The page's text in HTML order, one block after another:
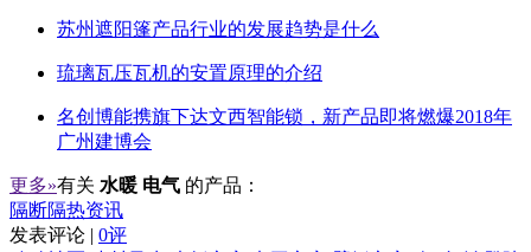
苏州遮阳篷产品行业的发展趋势是什么
琉璃瓦压瓦机的安置原理的介绍
名创博能携旗下达文西智能锁，新产品即将燃爆2018年
广州建博会
更多»有关 水暖 电气 的产品：
隔断隔热资讯
发表评论 | 0评